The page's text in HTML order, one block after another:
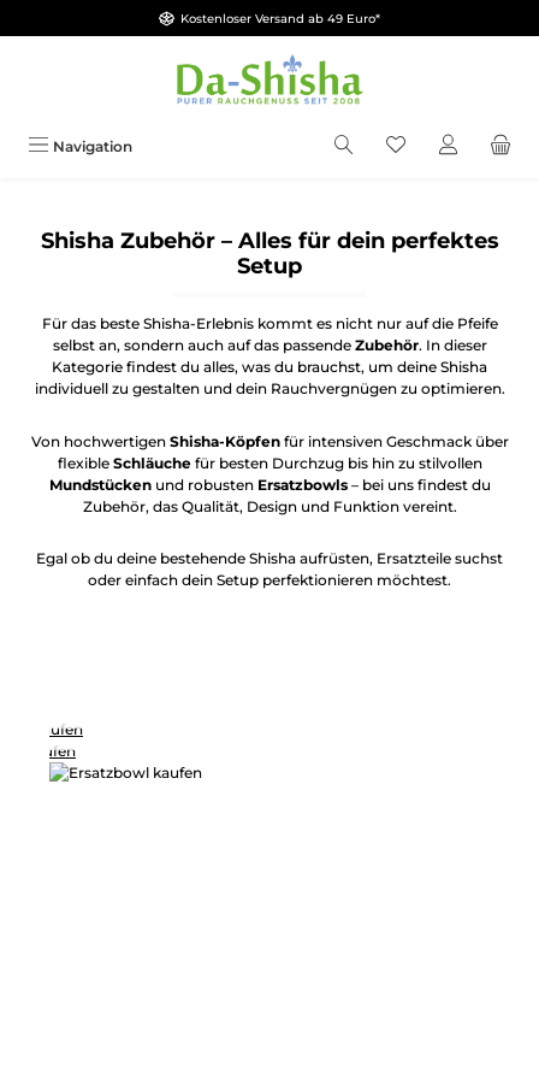
Zum Hauptinhalt springenKostenloser Versand ab 49 Euro*
Navigation Du hast 0
Shisha Zubehör – Alles für dein perfektes
Setup
Für das beste Shisha-Erlebnis kommt es nicht nur auf die Pfeife
selbst an, sondern auch auf das passende Zubehör. In dieser
Kategorie findest du alles, was du brauchst, um deine Shisha
individuell zu gestalten und dein Rauchvergnügen zu optimieren.
Von hochwertigen Shisha-Köpfenfür intensiven Geschmack über
flexible Schläuchefür besten Durchzug bis hin zu stilvollen
Mundstückenund robusten Ersatzbowls– bei uns findest du
Zubehör, das Qualität, Design und Funktion vereint.
Egal ob du deine bestehende Shisha aufrüsten, Ersatzteile suchst
oder einfach dein Setup perfektionieren möchtest.